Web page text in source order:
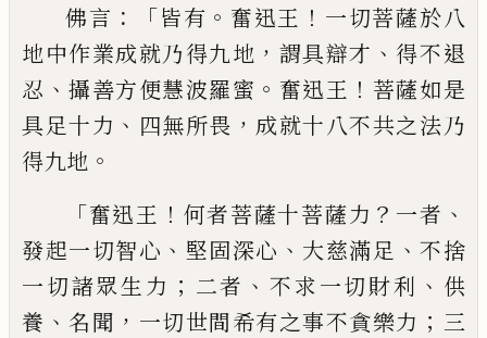
佛言 ：「皆有 。 奮迅王 ！ 一切菩薩於八
地中作業成就乃得九地 ， 謂具辯才 、 得不退
忍 、攝善方便慧波羅蜜 。 奮迅王 ！ 菩薩如是
具足十力 、 四無所畏 ， 成就十八不共之法乃
得九地 。
「奮迅王 ！ 何者菩薩十菩薩力 ？ 一者 、
發起一切智心 、 堅固深心 、 大慈滿足 、不捨
一切諸眾生力 ； 二者 、 不求一切財利 、 供
養 、名聞 ， 一切世間希有之事不貪樂力 ； 三